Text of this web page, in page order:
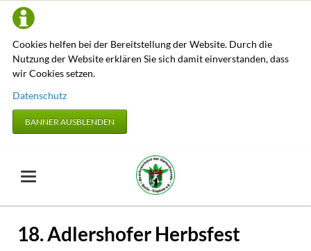
Cookies helfen bei der Bereitstellung der Website. Durch die
Nutzung der Website erklären Sie sich damit einverstanden, dass
wir Cookies setzen.
Datenschutz
BANNER AUSBLENDEN
18. Adlershofer Herbsfest